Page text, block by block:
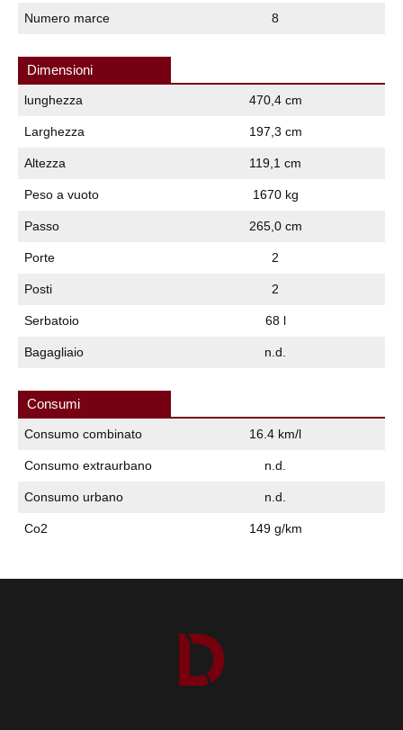
Numero marce 8
Dimensioni
lunghezza 470,4 cm
Larghezza 197,3 cm
Altezza 119,1 cm
Peso a vuoto 1670 kg
Passo 265,0 cm
Porte 2
Posti 2
Serbatoio 68 l
Bagagliaio n.d.
Consumi
Consumo combinato 16.4 km/l
Consumo extraurbano n.d.
Consumo urbano n.d.
Co2 149 g/km